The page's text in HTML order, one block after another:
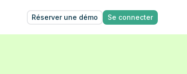
Réserver une démo Se connecter